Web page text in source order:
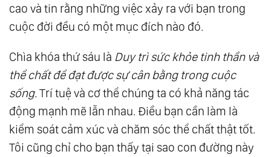
cao và tin rằng những việc xảy ra với bạn trong
cuộc đời đều có một mục đích nào đó.
Chìa khóa thứ sáu là Duy trì sức khỏe tinh thần và
thể chất để đạt được sự cân bằng trong cuộc
sống.Trí tuệ và cơ thể chúng ta có khả năng tác
động mạnh mẽ lẫn nhau. Ðiều bạn cần làm là
kiểm soát cảm xúc và chăm sóc thể chất thật tốt.
Tôi cũng chỉ cho bạn thấy tại sao con đường này